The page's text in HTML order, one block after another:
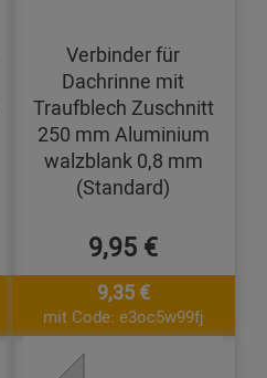
Verbinder für
Dachrinne mit
Traufblech Zuschnitt
250 mm Aluminium
walzblank 0,8 mm
(Standard)
9,95 €
9,35 €
mit Code: e3oc5w99fj